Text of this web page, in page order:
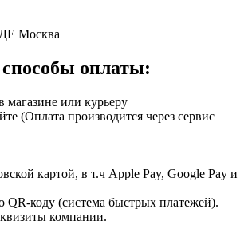
Москва
оплаты:
или курьеру
(Оплата производится через сервис
картой, в т.ч Apple Pay, Google Pay и
QR-коду (система быстрых платежей).
компании.